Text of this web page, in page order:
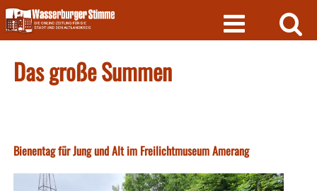
Skip
to
content
Das große Summen
Bienentag für Jung und Alt im Freilichtmuseum Amerang